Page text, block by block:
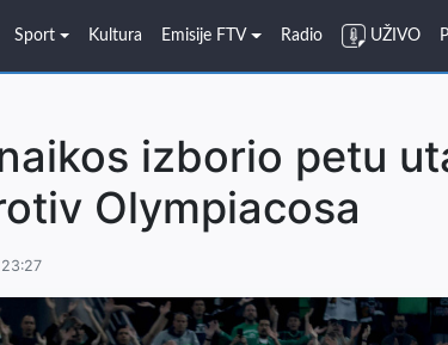
Sport Kultura Emisije FTV Radio UŽIVO
izborio petu
Olympiacosa